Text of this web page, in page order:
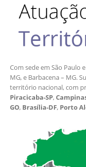
Com sede em São Paulo
MG, e Barbacena – MG.
território nacional, com
Piracicaba-SP,
GO, Brasília-DF, Porto